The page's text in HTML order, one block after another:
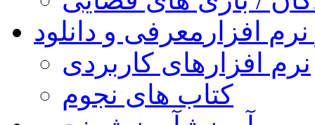
افزار معرفی و دانلود
نرم افزارهای کاربردی
کتاب های نجوم